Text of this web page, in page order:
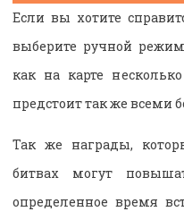
Если вы хотите
выберите ручной
как на карте
предстоит так же всеми
Так же награды,
битвах могут
определенное время